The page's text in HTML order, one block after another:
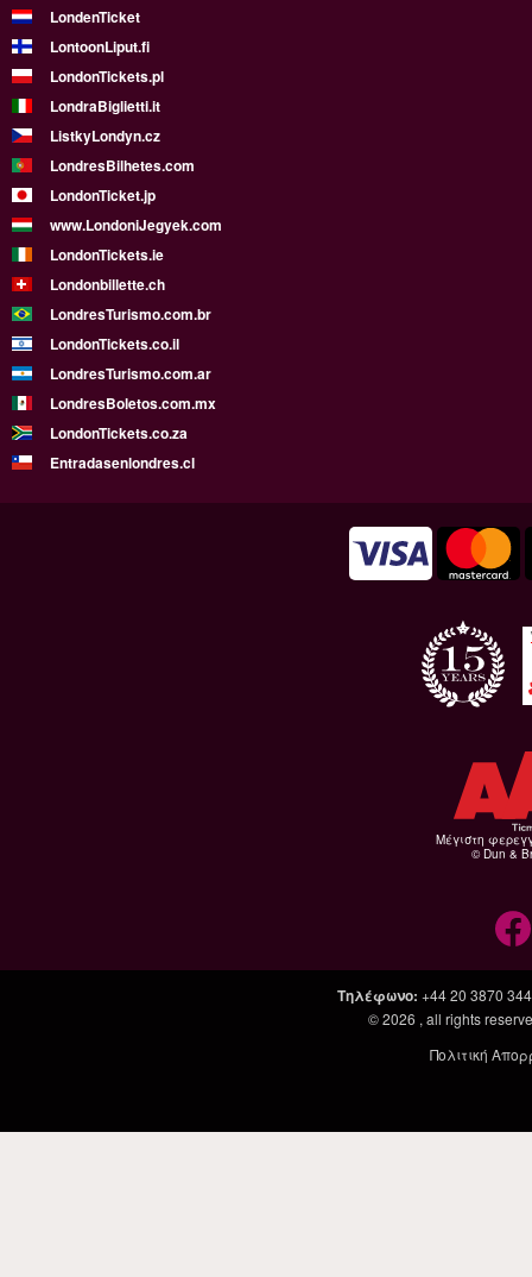
LondenTicket
LontoonLiput.fi
LondonTickets.pl
LondraBiglietti.it
ListkyLondyn.cz
LondresBilhetes.com
LondonTicket.jp
www.LondoniJegyek.com
LondonTickets.ie
Londonbillette.ch
LondresTurismo.com.br
LondonTickets.co.il
LondresTurismo.com.ar
LondresBoletos.com.mx
LondonTickets.co.za
Entradasenlondres.cl
Μέγιστη
© Dun &
Τηλέφωνο: +44 20 3870
© 2026 , all rights
Πολιτική